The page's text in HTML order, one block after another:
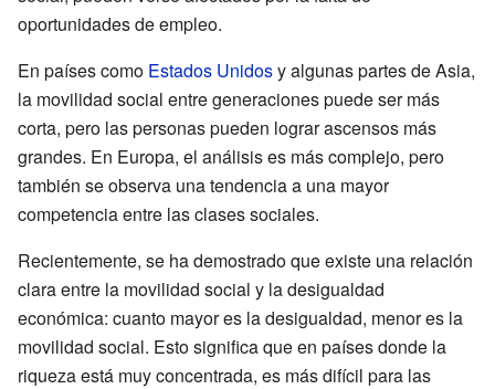
oportunidades de empleo.
En países como Estados Unidosy algunas partes de Asia,
la movilidad social entre generaciones puede ser más
corta, pero las personas pueden lograr ascensos más
grandes. En Europa, el análisis es más complejo, pero
también se observa una tendencia a una mayor
competencia entre las clases sociales.
Recientemente, se ha demostrado que existe una relación
clara entre la movilidad social y la desigualdad
económica: cuanto mayor es la desigualdad, menor es la
movilidad social. Esto significa que en países donde la
riqueza está muy concentrada, es más difícil para las